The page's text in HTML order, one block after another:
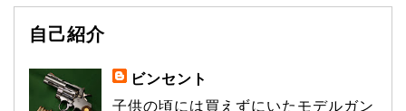
自己紹介
ビンセント
子供の頃には買えずにいたモデルガン